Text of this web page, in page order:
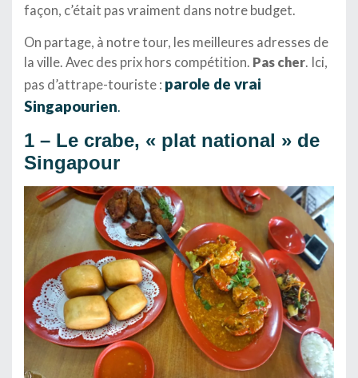
façon, c’était pas vraiment dans notre budget.
On partage, à notre tour, les meilleures adresses de
la ville. Avec des prix hors compétition. Pas cher. Ici,
pas d’attrape-touriste : parole de vrai
Singapourien.
1 – Le crabe, « plat national » de
Singapour